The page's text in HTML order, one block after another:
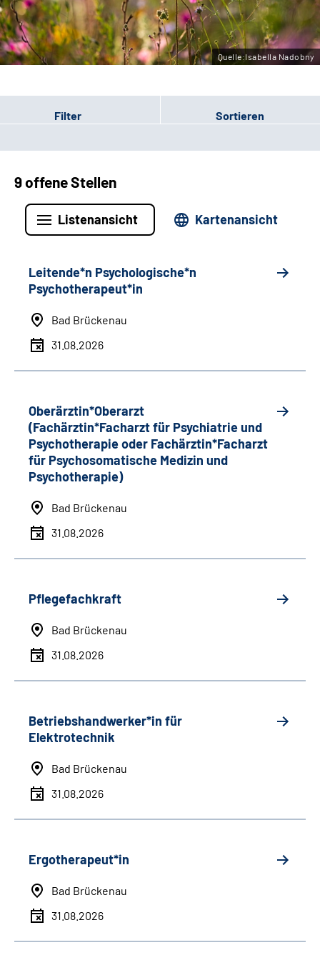
Leichte Sprache
Gebärdensprache
Quelle:Isabella Nadobny
Filter Sortieren
9 offene Stellen
Listenansicht Kartenansicht
Leitende*n Psychologische*n
Psychotherapeut*in
Bad Brückenau
31.08.2026
Oberärztin*Oberarzt
(Fachärztin*Facharzt für Psychiatrie und
Psychotherapie oder Fachärztin*Facharzt
für Psychosomatische Medizin und
Psychotherapie)
Bad Brückenau
31.08.2026
Pflegefachkraft
Bad Brückenau
31.08.2026
Betriebshandwerker*in für
Elektrotechnik
Bad Brückenau
31.08.2026
Ergotherapeut*in
Bad Brückenau
31.08.2026